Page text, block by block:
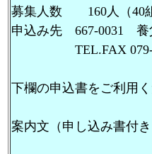
募集人数 160人（40
申込み先 667-0031 養
TEL.FAX 079-662-
下欄の申込書をご利用
案内文（申し込み書付